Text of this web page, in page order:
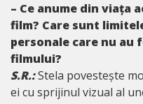
– Ce anume din viața
film? Care sunt
personale care nu
filmului?
S.R.:Stela povestește
ei cu sprijinul vizual al